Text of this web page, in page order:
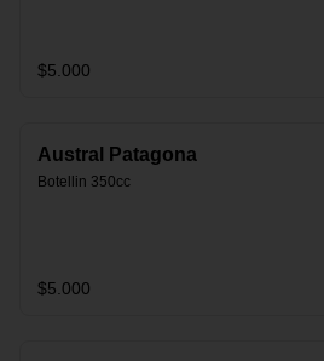
$5.000
Austral Patagona
Botellin 350cc
$5.000